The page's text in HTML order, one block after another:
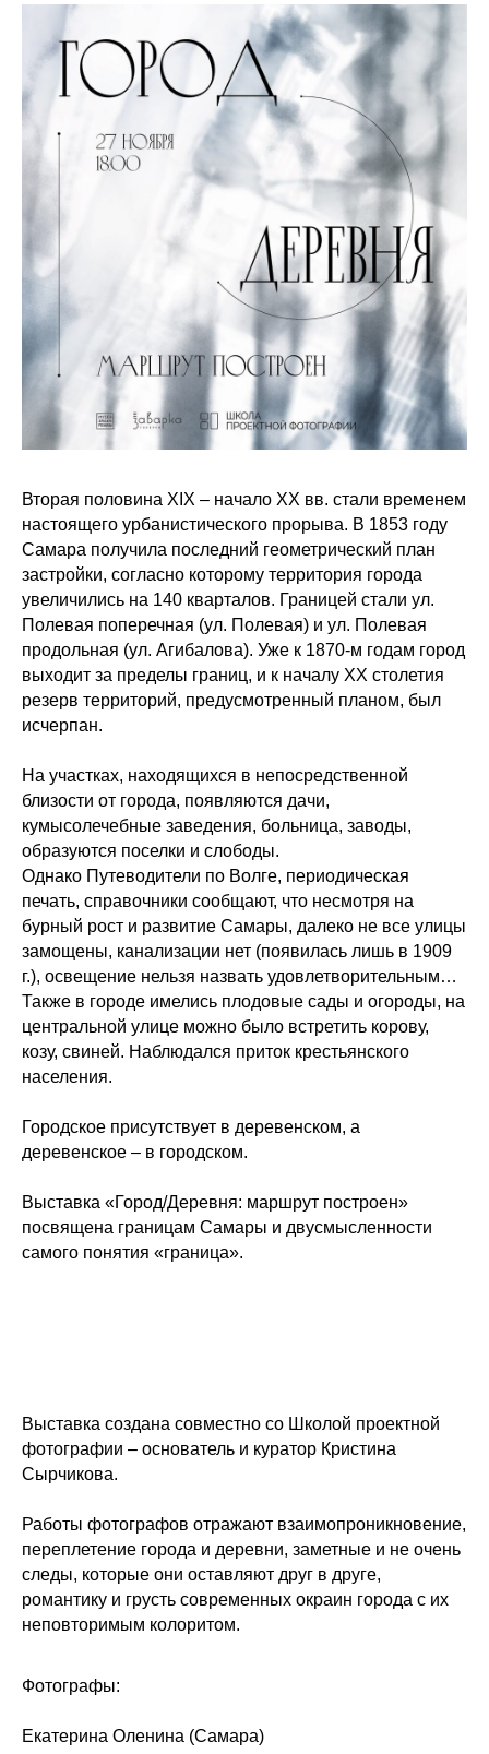
Вторая половина XIX – начало XX вв. стали временем
настоящего урбанистического прорыва. В 1853 году
Самара получила последний геометрический план
застройки, согласно которому территория города
увеличились на 140 кварталов. Границей стали ул.
Полевая поперечная (ул. Полевая) и ул. Полевая
продольная (ул. Агибалова). Уже к 1870-м годам город
выходит за пределы границ, и к началу XX столетия
резерв территорий, предусмотренный планом, был
исчерпан.
На участках, находящихся в непосредственной
близости от города, появляются дачи,
кумысолечебные заведения, больница, заводы,
образуются поселки и слободы.
Однако Путеводители по Волге, периодическая
печать, справочники сообщают, что несмотря на
бурный рост и развитие Самары, далеко не все улицы
замощены, канализации нет (появилась лишь в 1909
г.), освещение нельзя назвать удовлетворительным…
Также в городе имелись плодовые сады и огороды, на
центральной улице можно было встретить корову,
козу, свиней. Наблюдался приток крестьянского
населения.
Городское присутствует в деревенском, а
деревенское – в городском.
Выставка «Город/Деревня: маршрут построен»
посвящена границам Самары и двусмысленности
самого понятия «граница».
Выставка создана совместно со Школой проектной
фотографии – основатель и куратор Кристина
Сырчикова.
Работы фотографов отражают взаимопроникновение,
переплетение города и деревни, заметные и не очень
следы, которые они оставляют друг в друге,
романтику и грусть современных окраин города с их
неповторимым колоритом.
Фотографы:
Екатерина Оленина (Самара)